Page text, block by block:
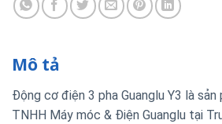
Mô tả
Động cơ điện 3 pha Guanglu Y3 là
TNHH Máy móc & Điện Guanglu tại